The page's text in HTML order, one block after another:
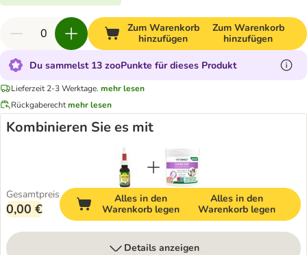
Zum Warenkorb
hinzufügen
Zum Warenkorb
hinzufügen
Du sammelst 13 zooPunkte für dieses Produkt
Lieferzeit 2-3 Werktage. mehr lesen
Rückgaberechtmehr lesen
Kombinieren Sie es mit
Gesamtpreis
0,00 €
Alles in den
Warenkorb legen
Alles in den
Warenkorb legen
Details anzeigen